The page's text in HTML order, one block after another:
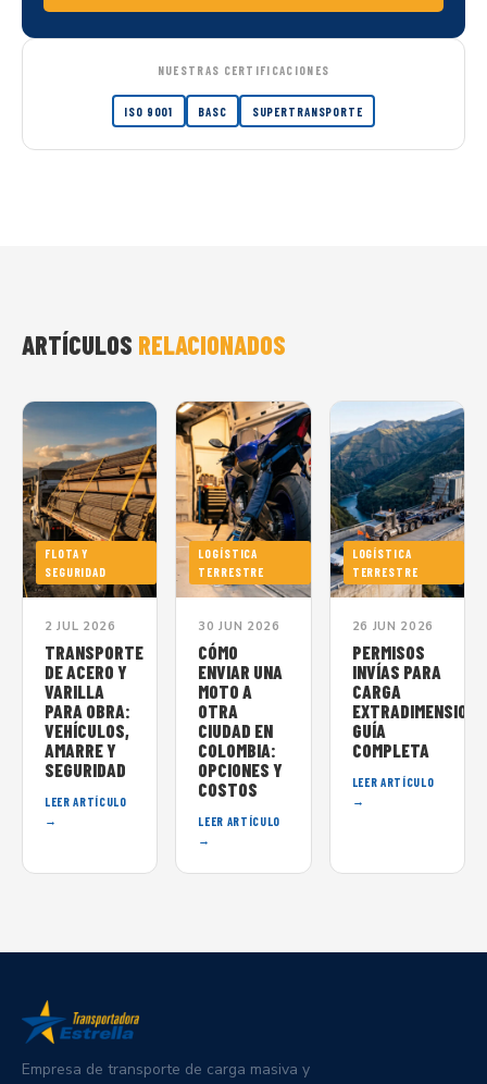
NUESTRAS CERTIFICACIONES
ISO 9001 BASC SUPERTRANSPORTE
ARTÍCULOS RELACIONADOS
FLOTA Y
SEGURIDAD
2 JUL 2026
TRANSPORTE
DE ACERO Y
VARILLA
PARA OBRA:
VEHÍCULOS,
AMARRE Y
SEGURIDAD
LEER ARTÍCULO
→
LOGÍSTICA
TERRESTRE
30 JUN 2026
CÓMO
ENVIAR UNA
MOTO A
OTRA
CIUDAD EN
COLOMBIA:
OPCIONES Y
COSTOS
LEER ARTÍCULO
→
LOGÍSTICA
TERRESTRE
26 JUN 2026
PERMISOS
INVÍAS PARA
CARGA
GUÍA
COMPLETA
LEER ARTÍCULO
→
Empresa de transporte de carga masiva y